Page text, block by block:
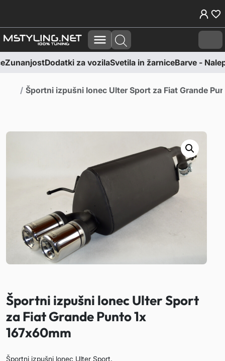
Cart
ZunanjostDodatki za vozilaSvetila in žarniceBarve -
Domov
Športni izpušni lonec Ulter Sport za Fiat Grande
Športni izpušni lonec Ulter Sport
za Fiat Grande Punto 1x
167x60mm
Športni izpušni lonec Ulter Sport.